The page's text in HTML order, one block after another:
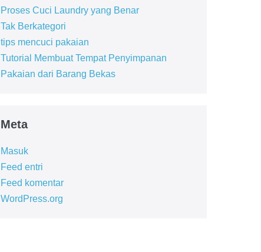
Proses Cuci Laundry yang Benar
Tak Berkategori
tips mencuci pakaian
Tutorial Membuat Tempat Penyimpanan
Pakaian dari Barang Bekas
Meta
Masuk
Feed entri
Feed komentar
WordPress.org